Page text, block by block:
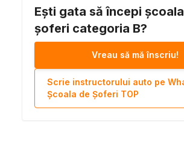
Ești gata să începi
șoferi categoria B?
Vreau să mă înscriu!
Scrie instructorului auto pe
Școala de Șoferi TOP